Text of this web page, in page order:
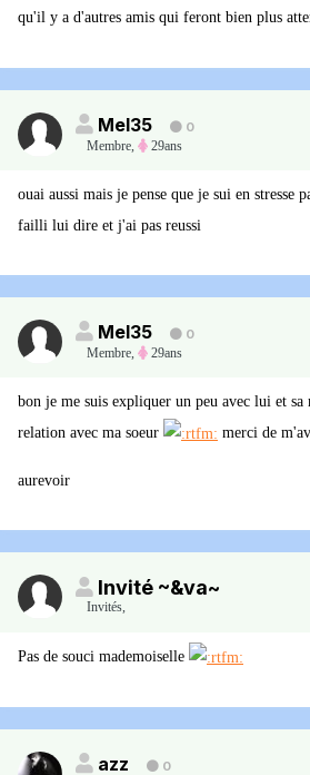
qu'il y a d'autres amis qui feront bien plus
Mel35
0
Membre, 29ans
ouai aussi mais je pense que je sui en stresse
failli lui dire et j'ai pas reussi
Mel35
0
Membre, 29ans
bon je me suis expliquer un peu avec lui et sa
relation avec ma soeur
merci de
aurevoir
Invité ~&va~
Invités,
Pas de souci mademoiselle
azz 0